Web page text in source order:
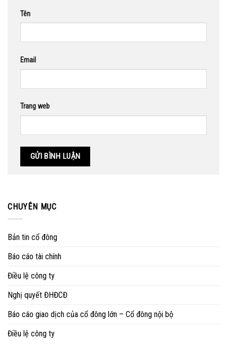
Tên
Email
Trang web
CHUYÊN MỤC
Bản tin cổ đông
Báo cáo tài chính
Điều lệ công ty
Nghị quyết ĐHĐCĐ
Báo cáo giao dịch của cổ đông lớn – Cổ đông nội bộ
Điều lệ công ty